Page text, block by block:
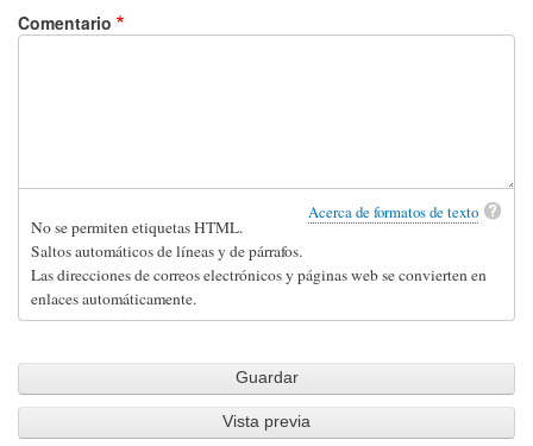
Comentario
Acerca de formatos de texto
No se permiten etiquetas HTML.
Saltos automáticos de líneas y de párrafos.
Las direcciones de correos electrónicos y páginas web se convierten en
enlaces automáticamente.